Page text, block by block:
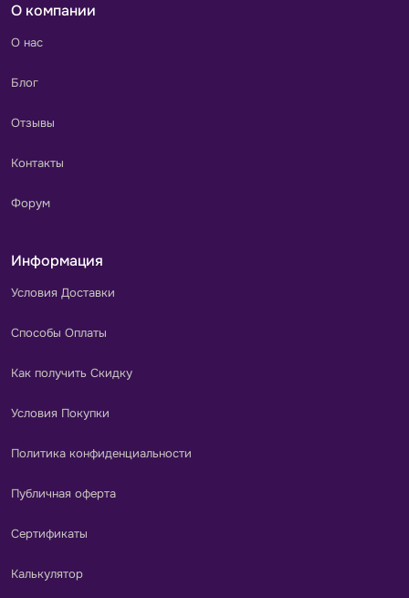
О компании
О нас
Блог
Отзывы
Контакты
Форум
Информация
Условия Доставки
Способы Оплаты
Как получить Скидку
Условия Покупки
Политика конфиденциальности
Публичная оферта
Сертификаты
Калькулятор